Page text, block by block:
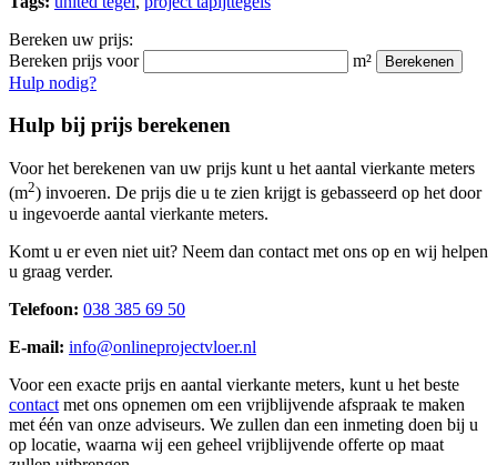
Bereken uw prijs:
Bereken prijs voor
m² Berekenen
Hulp nodig?
Hulp bij prijs berekenen
Voor het berekenen van uw prijs kunt u het aantal vierkante meters
(m2) invoeren. De prijs die u te zien krijgt is gebasseerd op het door
u ingevoerde aantal vierkante meters.
Komt u er even niet uit? Neem dan contact met ons op en wij helpen
u graag verder.
Telefoon: 038 385 69 50
E-mail: info@onlineprojectvloer.nl
Voor een exacte prijs en aantal vierkante meters, kunt u het beste
contact met ons opnemen om een vrijblijvende afspraak te maken
met één van onze adviseurs. We zullen dan een inmeting doen bij u
op locatie, waarna wij een geheel vrijblijvende offerte op maat